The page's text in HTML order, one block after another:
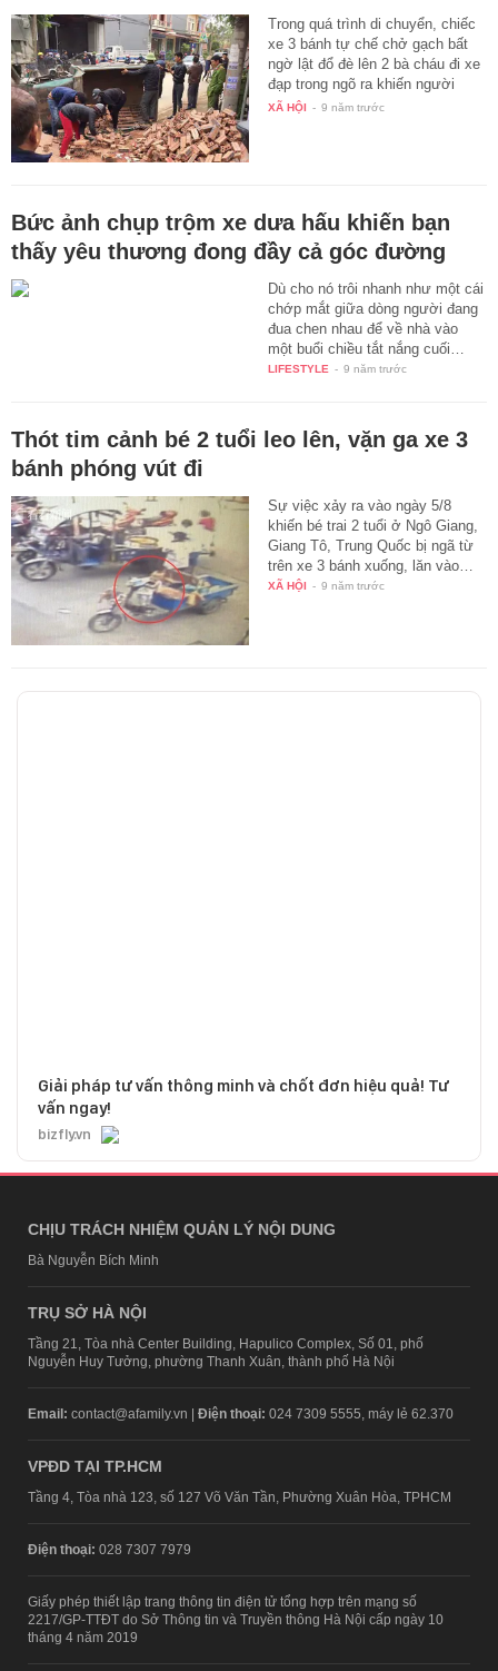
Trong quá trình di chuyển, chiếc
xe 3 bánh tự chế chở gạch bất
ngờ lật đổ đè lên 2 bà cháu đi xe
đạp trong ngõ ra khiến người
bà…
XÃ HỘI - 9 năm trước
Bức ảnh chụp trộm xe dưa hấu khiến bạn
thấy yêu thương đong đầy cả góc đường
Dù cho nó trôi nhanh như một cái
chớp mắt giữa dòng người đang
đua chen nhau để về nhà vào
một buổi chiều tắt nắng cuối…
LIFESTYLE - 9 năm trước
Thót tim cảnh bé 2 tuổi leo lên, vặn ga xe 3
bánh phóng vút đi
Sự việc xảy ra vào ngày 5/8
khiến bé trai 2 tuổi ở Ngô Giang,
Giang Tô, Trung Quốc bị ngã từ
trên xe 3 bánh xuống, lăn vào…
XÃ HỘI - 9 năm trước
Giải pháp tư vấn thông minh và chốt đơn hiệu quả! Tư
vấn ngay!
bizfly.vn
CHỊU TRÁCH NHIỆM QUẢN LÝ NỘI DUNG
Bà Nguyễn Bích Minh
TRỤ SỞ HÀ NỘI
Tầng 21, Tòa nhà Center Building, Hapulico Complex, Số 01, phố
Nguyễn Huy Tưởng, phường Thanh Xuân, thành phố Hà Nội
Email: contact@afamily.vn | Điện thoại: 024 7309 5555, máy lẻ 62.370
VPĐD TẠI TP.HCM
Tầng 4, Tòa nhà 123, số 127 Võ Văn Tần, Phường Xuân Hòa, TPHCM
Điện thoại: 028 7307 7979
Giấy phép thiết lập trang thông tin điện tử tổng hợp trên mạng số
2217/GP-TTĐT do Sở Thông tin và Truyền thông Hà Nội cấp ngày 10
tháng 4 năm 2019